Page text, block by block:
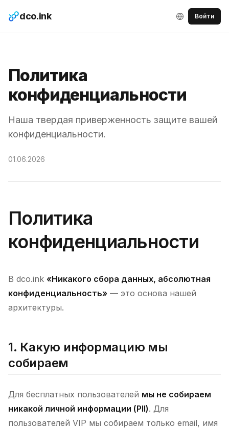
dco.ink Войти
Политика
конфиденциальности
Наша твердая приверженность защите вашей
конфиденциальности.
01.06.2026
Политика
конфиденциальности
В dco.ink «Никакого сбора данных, абсолютная
конфиденциальность» — это основа нашей
архитектуры.
1. Какую информацию мы
собираем
Для бесплатных пользователей мы не собираем
никакой личной информации (PII). Для
пользователей VIP мы собираем только email, имя